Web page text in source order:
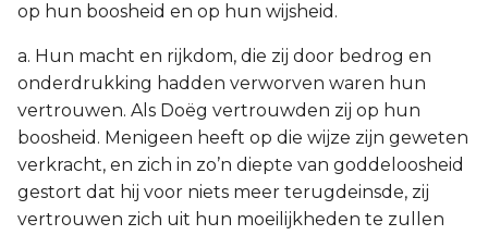
op hun boosheid en op hun wijsheid.
a. Hun macht en rijkdom, die zij door bedrog en
onderdrukking hadden verworven waren hun
vertrouwen. Als Doëg vertrouwden zij op hun
boosheid. Menigeen heeft op die wijze zijn geweten
verkracht, en zich in zo’n diepte van goddeloosheid
gestort dat hij voor niets meer terugdeinsde, zij
vertrouwen zich uit hun moeilijkheden te zullen